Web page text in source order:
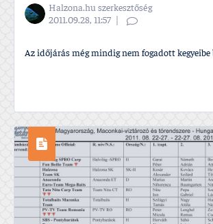
Halzona.hu szerkesztőség
2011.09.28, 11:57
Az időjárás még mindig nem fogadott kegyeibe